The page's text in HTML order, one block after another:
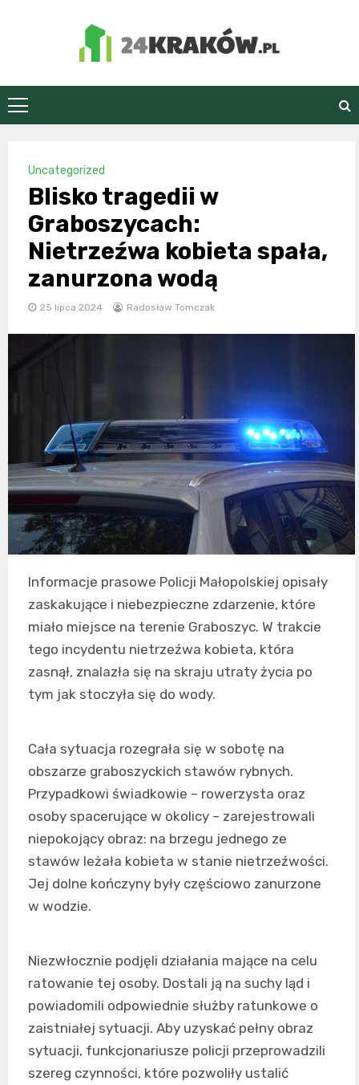
24Kraków.pl
Uncategorized
Blisko tragedii w
Graboszycach:
Nietrzeźwa kobieta spała,
zanurzona wodą
25 lipca 2024 Radosław Tomczak
Informacje prasowe Policji Małopolskiej opisały
zaskakujące i niebezpieczne zdarzenie, które
miało miejsce na terenie Graboszyc. W trakcie
tego incydentu nietrzeźwa kobieta, która
zasnął, znalazła się na skraju utraty życia po
tym jak stoczyła się do wody.
Cała sytuacja rozegrała się w sobotę na
obszarze graboszyckich stawów rybnych.
Przypadkowi świadkowie – rowerzysta oraz
osoby spacerujące w okolicy – zarejestrowali
niepokojący obraz: na brzegu jednego ze
stawów leżała kobieta w stanie nietrzeźwości.
Jej dolne kończyny były częściowo zanurzone
w wodzie.
Niezwłocznie podjęli działania mające na celu
ratowanie tej osoby. Dostali ją na suchy ląd i
powiadomili odpowiednie służby ratunkowe o
zaistniałej sytuacji. Aby uzyskać pełny obraz
sytuacji, funkcjonariusze policji przeprowadzili
szereg czynności, które pozwoliły ustalić